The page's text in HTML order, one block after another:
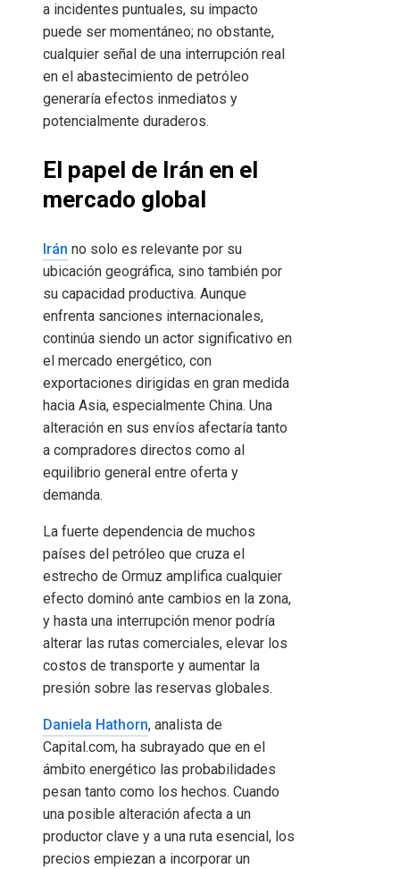
a incidentes puntuales, su impacto
puede ser momentáneo; no obstante,
cualquier señal de una interrupción real
en el abastecimiento de petróleo
generaría efectos inmediatos y
potencialmente duraderos.
El papel de Irán en el
mercado global
Irán no solo es relevante por su
ubicación geográfica, sino también por
su capacidad productiva. Aunque
enfrenta sanciones internacionales,
continúa siendo un actor significativo en
el mercado energético, con
exportaciones dirigidas en gran medida
hacia Asia, especialmente China. Una
alteración en sus envíos afectaría tanto
a compradores directos como al
equilibrio general entre oferta y
demanda.
La fuerte dependencia de muchos
países del petróleo que cruza el
estrecho de Ormuz amplifica cualquier
efecto dominó ante cambios en la zona,
y hasta una interrupción menor podría
alterar las rutas comerciales, elevar los
costos de transporte y aumentar la
presión sobre las reservas globales.
Daniela Hathorn, analista de
Capital.com, ha subrayado que en el
ámbito energético las probabilidades
pesan tanto como los hechos. Cuando
una posible alteración afecta a un
productor clave y a una ruta esencial, los
precios empiezan a incorporar un